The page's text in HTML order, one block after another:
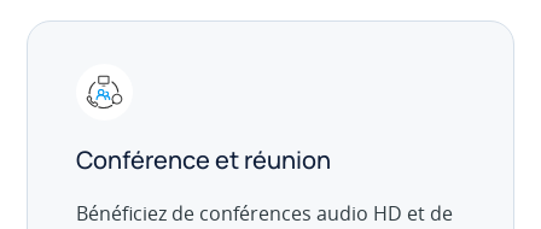
Conférence et réunion
Bénéficiez de conférences audio HD et de